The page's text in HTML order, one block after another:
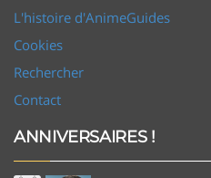
L'histoire d'AnimeGuides
Cookies
Rechercher
Contact
ANNIVERSAIRES !